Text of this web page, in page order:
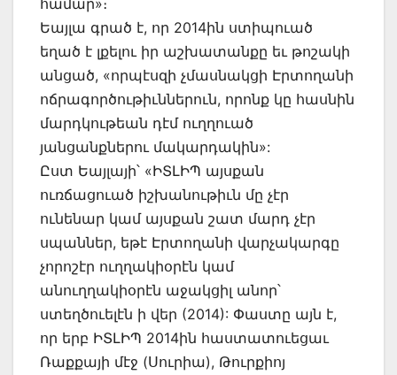
Եայլա գրած է, որ 2014ին ստիպուած
եղած է լքելու իր աշխատանքը եւ թոշակի
անցած, «որպէսզի չմասնակցի Էրտողանի
ոճրագործութիւններուն, որոնք կը հասնին
մարդկութեան դէմ ուղղուած
յանցանքներու մակարդակին»:
Ըստ Եայլայի՝ «ԻՏԼԻՊ այսքան
ուռճացուած իշխանութիւն մը չէր
ունենար կամ այսքան շատ մարդ չէր
սպաններ, եթէ Էրտողանի վարչակարգը
չորոշէր ուղղակիօրէն կամ
անուղղակիօրէն աջակցիլ անոր՝
ստեղծուելէն ի վեր (2014): Փաստը այն է,
որ երբ ԻՏԼԻՊ 2014ին հաստատուեցաւ
Ռաքքայի մէջ (Սուրիա), Թուրքիոյ